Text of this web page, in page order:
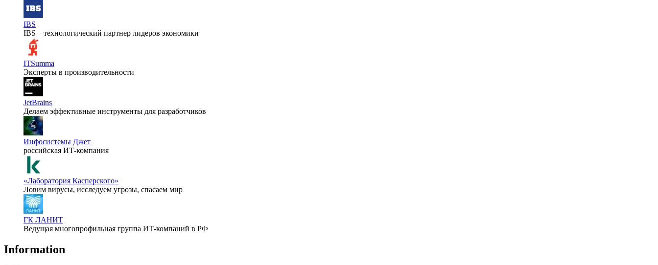
IBS
IBS – технологический партнер лидеров экономики
ITSumma
Эксперты в производительности
JetBrains
Делаем эффективные инструменты для разработчиков
Инфосистемы Джет
российская ИТ-компания
«Лаборатория Касперского»
Ловим вирусы, исследуем угрозы, спасаем мир
ГК ЛАНИТ
Ведущая многопрофильная группа ИТ-компаний в РФ
Information